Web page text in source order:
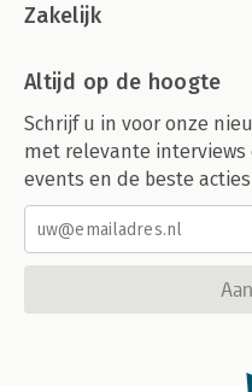
Zakelijk
Altijd op de hoogte
Schrijf u in voor onze
met relevante interviews
events en de beste